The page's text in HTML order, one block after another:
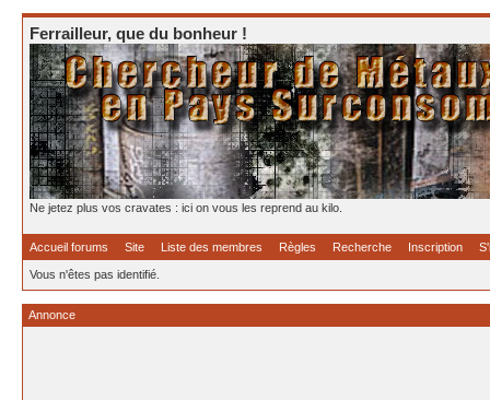
Ferrailleur, que du bonheur !
Ne jetez plus vos cravates : ici on vous les reprend au kilo.
Accueil forums Site Liste des membres Règles Recherche Inscription
Vous n'êtes pas identifié.
Annonce